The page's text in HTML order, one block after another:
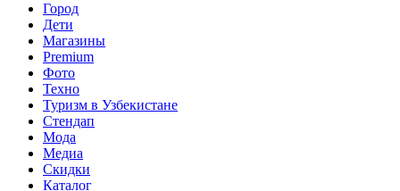
Город
Дети
Магазины
Premium
Фото
Техно
Туризм в Узбекистане
Стендап
Мода
Медиа
Скидки
Каталог